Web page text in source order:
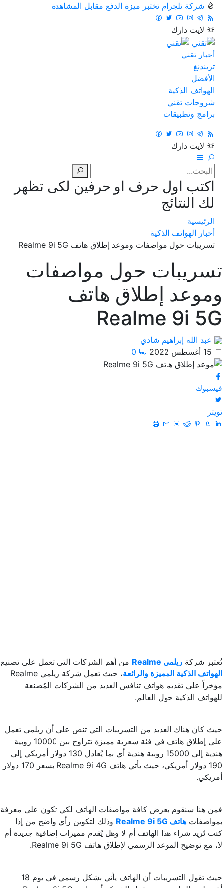
شركة تلجرام تختبر ميزة الدفع مقابل المشاهدة
لايت دارك
أخبار تقني
تريندنغ
الأفضل
الهواتف الذكية
شروحات تقني
برامج وتطبيقات
لايت دارك
اكتب اول حرف او حرفين لكى تظهر
لك النتائج
الرئيسية
أخبار الهواتف الذكية
تسريبات حول مواصفات وموعد إطلاق هاتف Realme 9i 5G
تسريبات حول مواصفات
وموعد إطلاق هاتف
Realme 9i 5G
عبد الله إبراهيم شادي
15 أغسطس 2022
0
فيسبوك
تويتر
تُعتبر شركة ريلمي Realme
من أهم الشركات التي تعمل على تصنيع
الهواتف الذكية المميزة والرائعة
، حيث تعمل شركة ريلمي Realme
مؤخراً على تقديم هواتف تنافس العديد من الشركات المُصنعة
للهواتف الذكية حول العالم.
حيث كان هناك العديد من التسريبات التي تنص على أن ريلمي تعمل
على إطلاق هاتف في فئة سعرية مميزة تتراوح بين 10000 روبية
هندية إلى 15000 روبية هندية أي بما يُعادل 130 دولار أمريكي إلى
190 دولار أمريكي، حيث يأتي هاتف Realme 9i 4G بسعر 170 دولار
أمريكي.
فمن هنا سنقوم بعرض كافة مواصفات الهاتف لكي تكون على معرفة
بمواصفات هاتف Realme 9i 5G
وذلك لتكوين رأي واضح من إذا
كنت تُريد شراء هذا الهاتف أم لا وهل يُقدم مميزات إضافية جديدة أم
لا، مع توضيح الموعد الرسمي لإطلاق هاتف Realme 9i 5G.
حيث تقول التسريبات أن الهاتف يأتي بشكل رسمي في يوم 18